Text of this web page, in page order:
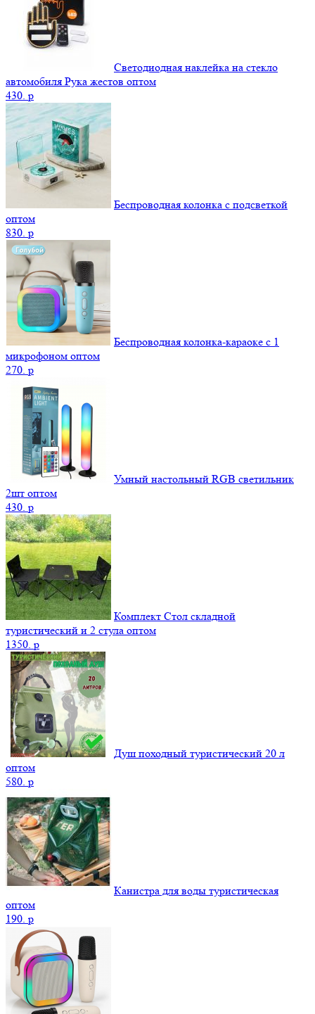
Светодиодная наклейка на стекло
автомобиля Рука жестов оптом
430. p
Беспроводная колонка с подсветкой
оптом
830. p
Беспроводная колонка-караоке с 1
микрофоном оптом
270. p
Умный настольный RGB светильник
2шт оптом
430. p
Комплект Стол складной
туристический и 2 стула оптом
1350. p
Душ походный туристический 20 л
оптом
580. p
Канистра для воды туристическая
оптом
190. p